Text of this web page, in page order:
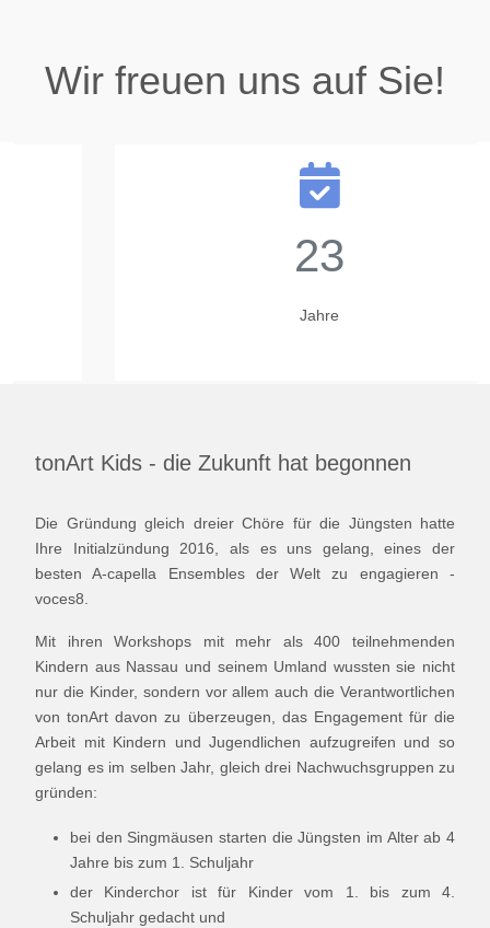
Wir freuen uns auf Sie!
tonArt Kids - die Zukunft hat begonnen
Die Gründung gleich dreier Chöre für die Jüngsten hatte
Ihre Initialzündung 2016, als es uns gelang, eines der
besten A-capella Ensembles der Welt zu engagieren -
voces8.
Mit ihren Workshops mit mehr als 400 teilnehmenden
Kindern aus Nassau und seinem Umland wussten sie nicht
nur die Kinder, sondern vor allem auch die Verantwortlichen
von tonArt davon zu überzeugen, das Engagement für die
Arbeit mit Kindern und Jugendlichen aufzugreifen und so
gelang es im selben Jahr, gleich drei Nachwuchsgruppen zu
gründen:
bei den Singmäusen starten die Jüngsten im Alter ab 4
Jahre bis zum 1. Schuljahr
der Kinderchor ist für Kinder vom 1. bis zum 4.
Schuljahr gedacht und